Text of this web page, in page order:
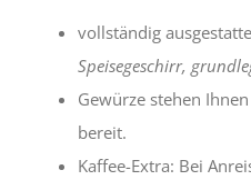
vollständig
Speisegeschirr,
Gewürze stehen
bereit.
Kaffee-Extra: Bei